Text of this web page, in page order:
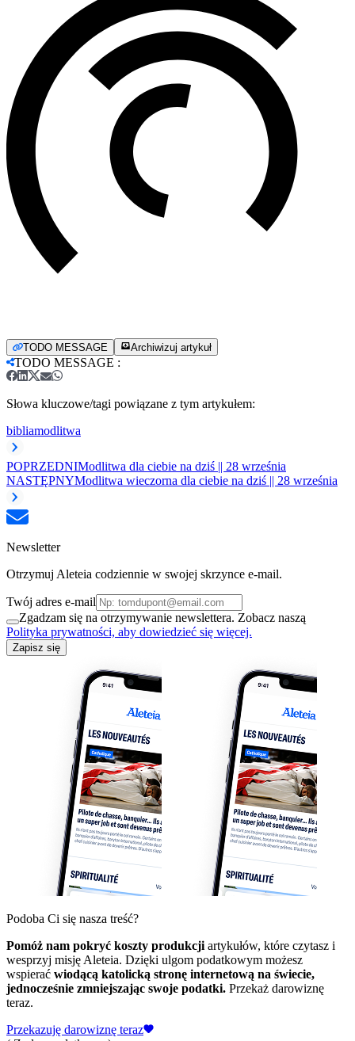
TODO MESSAGE Archiwizuj artykuł
TODO MESSAGE :
Słowa kluczowe/tagi powiązane z tym artykułem:
bibliamodlitwa
POPRZEDNIModlitwa dla ciebie na dziś || 28 września
NASTĘPNYModlitwa wieczorna dla ciebie na dziś || 28 września
Newsletter
Otrzymuj Aleteia codziennie w swojej skrzynce e-mail.
Twój adres e-mail
Zgadzam się na otrzymywanie newslettera. Zobacz naszą
Polityka prywatności, aby dowiedzieć się więcej.
Zapisz się
Podoba Ci się nasza treść?
Pomóż nam pokryć koszty produkcji artykułów, które czytasz i
wesprzyj misję Aleteia. Dzięki ulgom podatkowym możesz
wspierać wiodącą katolicką stronę internetową na świecie,
jednocześnie zmniejszając swoje podatki. Przekaż darowiznę
teraz.
Przekazuję darowiznę teraz